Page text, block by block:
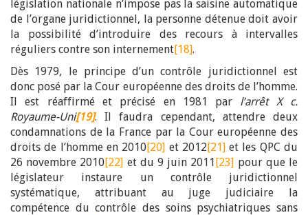
législation nationale n’impose pas la saisine automatique
de l’organe juridictionnel, la personne détenue doit avoir
la possibilité d’introduire des recours à intervalles
réguliers contre son internement[18].
Dès 1979, le principe d’un contrôle juridictionnel est
donc posé par la Cour européenne des droits de l’homme.
Il est réaffirmé et précisé en 1981 par l’arrêt X c.
Royaume-Uni[19]. Il faudra cependant, attendre deux
condamnations de la France par la Cour européenne des
droits de l’homme en 2010[20] et 2012[21]et les QPC du
26 novembre 2010[22] et du 9 juin 2011[23] pour que le
législateur instaure un contrôle juridictionnel
systématique, attribuant au juge judiciaire la
compétence du contrôle des soins psychiatriques sans